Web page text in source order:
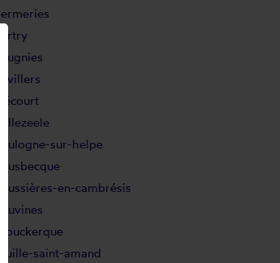
Bertry
Beugnies
Bévillers
Blécourt
Bollezeele
Boulogne-sur-helpe
Bousbecque
Boussières-en-cambrésis
Bouvines
Brouckerque
Bruille-saint-amand